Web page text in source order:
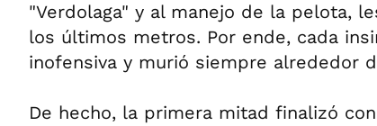
"Verdolaga" y al manejo de la pelota,
los últimos metros. Por ende, cada
inofensiva y murió siempre alrededor
De hecho, la primera mitad finalizó